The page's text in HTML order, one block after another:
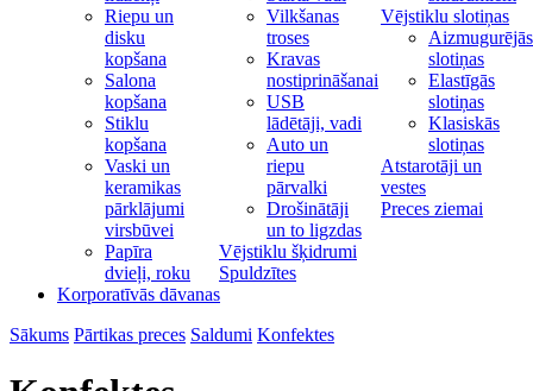
Riepu un
disku
kopšana
Salona
kopšana
Stiklu
kopšana
Vaski un
keramikas
pārklājumi
virsbūvei
Papīra
dvieļi, roku
Vilkšanas
troses
Kravas
nostiprināšanai
USB
lādētāji, vadi
Auto un
riepu
pārvalki
Drošinātāji
un to ligzdas
Vējstiklu šķidrumi
Spuldzītes
Vējstiklu slotiņas
Aizmugurējās
slotiņas
Elastīgās
slotiņas
Klasiskās
slotiņas
Atstarotāji un
vestes
Preces ziemai
Korporatīvās dāvanas
Sākums Pārtikas preces Saldumi Konfektes